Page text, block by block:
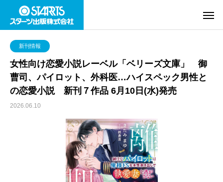
新刊情報
女性向け恋愛小説レーベル「ベリーズ文庫」 御
曹司、パイロット、外科医…ハイスペック男性と
の恋愛小説 新刊７作品 6月10日(水)発売
2026.06.10